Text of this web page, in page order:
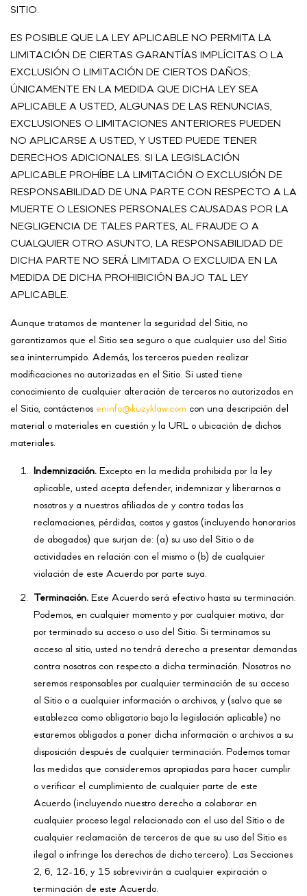
SITIO.
ES POSIBLE QUE LA LEY APLICABLE NO PERMITA LA
LIMITACIÓN DE CIERTAS GARANTÍAS IMPLÍCITAS O LA
EXCLUSIÓN O LIMITACIÓN DE CIERTOS DAÑOS;
ÚNICAMENTE EN LA MEDIDA QUE DICHA LEY SEA
APLICABLE A USTED, ALGUNAS DE LAS RENUNCIAS,
EXCLUSIONES O LIMITACIONES ANTERIORES PUEDEN
NO APLICARSE A USTED, Y USTED PUEDE TENER
DERECHOS ADICIONALES. SI LA LEGISLACIÓN
APLICABLE PROHÍBE LA LIMITACIÓN O EXCLUSIÓN DE
RESPONSABILIDAD DE UNA PARTE CON RESPECTO A LA
MUERTE O LESIONES PERSONALES CAUSADAS POR LA
NEGLIGENCIA DE TALES PARTES, AL FRAUDE O A
CUALQUIER OTRO ASUNTO, LA RESPONSABILIDAD DE
DICHA PARTE NO SERÁ LIMITADA O EXCLUIDA EN LA
MEDIDA DE DICHA PROHIBICIÓN BAJO TAL LEY
APLICABLE.
Aunque tratamos de mantener la seguridad del Sitio, no
garantizamos que el Sitio sea seguro o que cualquier uso del Sitio
sea ininterrumpido. Además, los terceros pueden realizar
modificaciones no autorizadas en el Sitio. Si usted tiene
conocimiento de cualquier alteración de terceros no autorizados en
el Sitio, contáctenos eninfo@kuzyklaw.com con una descripción del
material o materiales en cuestión y la URL o ubicación de dichos
materiales.
Indemnización. Excepto en la medida prohibida por la ley
aplicable, usted acepta defender, indemnizar y liberarnos a
nosotros y a nuestros afiliados de y contra todas las
reclamaciones, pérdidas, costos y gastos (incluyendo honorarios
de abogados) que surjan de: (a) su uso del Sitio o de
actividades en relación con el mismo o (b) de cualquier
violación de este Acuerdo por parte suya.
Terminación. Este Acuerdo será efectivo hasta su terminación.
Podemos, en cualquier momento y por cualquier motivo, dar
por terminado su acceso o uso del Sitio. Si terminamos su
acceso al sitio, usted no tendrá derecho a presentar demandas
contra nosotros con respecto a dicha terminación. Nosotros no
seremos responsables por cualquier terminación de su acceso
al Sitio o a cualquier información o archivos, y (salvo que se
establezca como obligatorio bajo la legislación aplicable) no
estaremos obligados a poner dicha información o archivos a su
disposición después de cualquier terminación. Podemos tomar
las medidas que consideremos apropiadas para hacer cumplir
o verificar el cumplimiento de cualquier parte de este
Acuerdo (incluyendo nuestro derecho a colaborar en
cualquier proceso legal relacionado con el uso del Sitio o de
cualquier reclamación de terceros de que su uso del Sitio es
ilegal o infringe los derechos de dicho tercero). Las Secciones
2, 6, 12-16, y 15 sobrevivirán a cualquier expiración o
terminación de este Acuerdo.